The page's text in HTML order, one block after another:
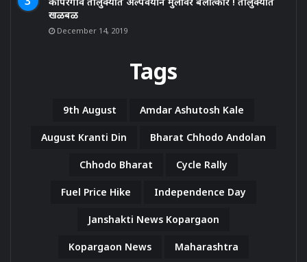
खळबळ
December 14, 2019
Tags
9th August Amdar Ashutosh Kale
August Kranti Din Bharat Chhodo Andolan
Chhodo Bharat Cycle Rally
Fuel Price Hike Independence Day
Janshakti News Kopargaon
Kopargaon News Maharashtra